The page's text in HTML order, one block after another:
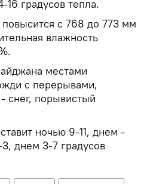
16 градусов тепла.
с 768 до 773 мм
влажность
местами
с перерывами,
снег, порывистый
ночью 9-11, днем -
днем 3-7 градусов